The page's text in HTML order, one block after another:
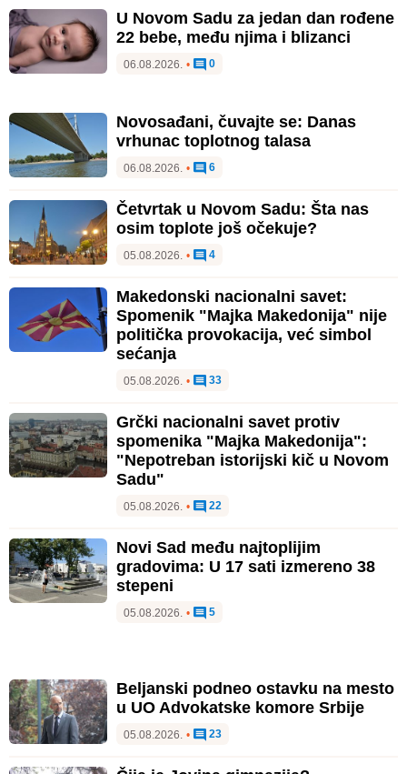
U Novom Sadu za jedan dan rođene
22 bebe, među njima i blizanci
06.08.2026. • 0
Novosađani, čuvajte se: Danas
vrhunac toplotnog talasa
06.08.2026. • 6
Četvrtak u Novom Sadu: Šta nas
osim toplote još očekuje?
05.08.2026. • 4
Makedonski nacionalni savet:
Spomenik "Majka Makedonija" nije
politička provokacija, već simbol
sećanja
05.08.2026. • 33
Grčki nacionalni savet protiv
spomenika "Majka Makedonija":
"Nepotreban istorijski kič u Novom
Sadu"
05.08.2026. • 22
Novi Sad među najtoplijim
gradovima: U 17 sati izmereno 38
stepeni
05.08.2026. • 5
Beljanski podneo ostavku na mesto
u UO Advokatske komore Srbije
05.08.2026. • 23